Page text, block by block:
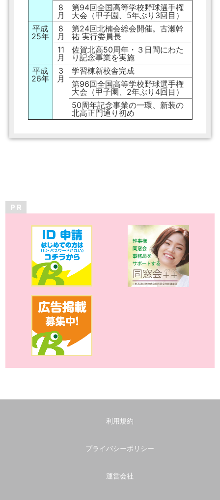
8
月
第94回全国高等学校野球選手権
大会（甲子園、5年ぶり3回目）
平成
25年
8
月
第24回北楠会総会開催。古瀬幹
祐 実行委員長
11
月
佐賀北高50周年・３日間にわた
り記念事業を実施
平成
26年
3
月
学習棟新校舎完成
第96回全国高等学校野球選手権
大会（甲子園、2年ぶり4回目）
50周年記念事業の一環、新装の
北高正門通り初め
P R
利用規約
プライバシーポリシー
運営会社